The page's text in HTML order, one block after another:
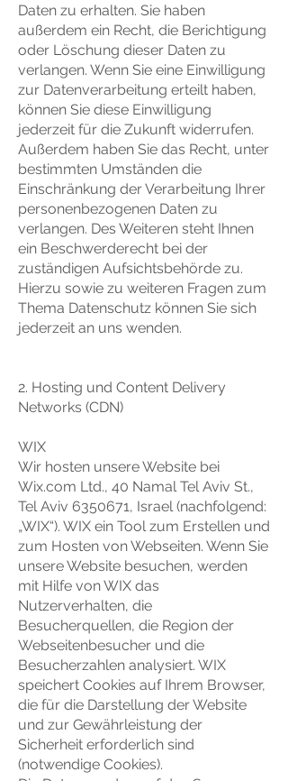
Daten zu erhalten. Sie haben
außerdem ein Recht, die Berichtigung
oder Löschung dieser Daten zu
verlangen. Wenn Sie eine Einwilligung
zur Datenverarbeitung erteilt haben,
können Sie diese Einwilligung
jederzeit für die Zukunft widerrufen.
Außerdem haben Sie das Recht, unter
bestimmten Umständen die
Einschränkung der Verarbeitung Ihrer
personenbezogenen Daten zu
verlangen. Des Weiteren steht Ihnen
ein Beschwerderecht bei der
zuständigen Aufsichtsbehörde zu.
Hierzu sowie zu weiteren Fragen zum
Thema Datenschutz können Sie sich
jederzeit an uns wenden.
2. Hosting und Content Delivery
Networks (CDN)
WIX
Wir hosten unsere Website bei
Wix.com Ltd., 40 Namal Tel Aviv St.,
Tel Aviv 6350671, Israel (nachfolgend:
„WIX“). WIX ein Tool zum Erstellen und
zum Hosten von Webseiten. Wenn Sie
unsere Website besuchen, werden
mit Hilfe von WIX das
Nutzerverhalten, die
Besucherquellen, die Region der
Webseitenbesucher und die
Besucherzahlen analysiert. WIX
speichert Cookies auf Ihrem Browser,
die für die Darstellung der Website
und zur Gewährleistung der
Sicherheit erforderlich sind
(notwendige Cookies).